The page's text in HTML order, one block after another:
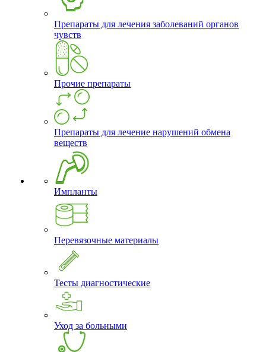
Препараты для лечения заболеваний органов
чувств
Прочие препараты
Препараты для лечение нарушений обмена
веществ
Импланты
Перевязочные материалы
Тесты диагностические
Уход за больными